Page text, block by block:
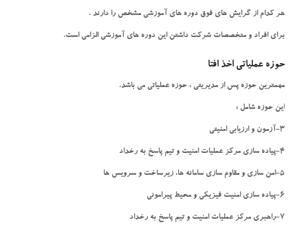
هر کدام از گرایش های فوق دوره های آموزشی مشخص را دارند .
برای افراد و متخصصات شرکت داشتن این دوره های آموزشی الزامی است.
حوزه عملیاتی اخذ افتا
مهمترین حوزه پس از مدیریتی ، حوزه عملیاتی می باشد.
این حوزه شامل :
3-آزمون و ارزیابی امنیتی
4-پیاده سازی مرکز عملیات امنیت و تیم پاسخ به رخداد
5-امن سازی و مقاوم سازی سامانه ها، زیرساخت و سرویس ها
6-پیاده سازی امنیت فیزیکی و محیط پیرامونی
7-راهبری مرکز عملیات امنیت و تیم پاسخ به رخداد